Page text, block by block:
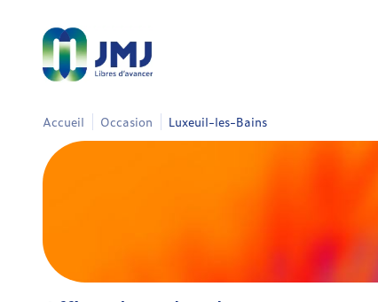
Accueil Occasion Luxeuil-les-Bains